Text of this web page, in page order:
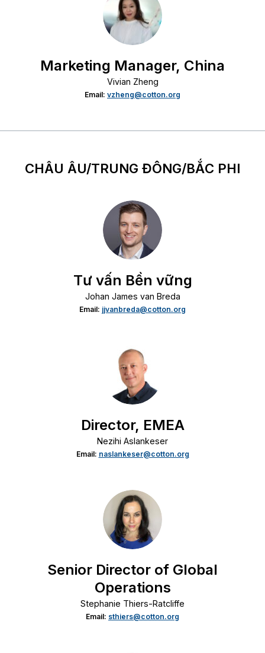
Marketing Manager, China
Vivian Zheng
Email: vzheng@cotton.org
CHÂU ÂU/TRUNG ĐÔNG/BẮC PHI
Tư vấn Bền vững
Johan James van Breda
Email: jjvanbreda@cotton.org
Director, EMEA
Nezihi Aslankeser
Email: naslankeser@cotton.org
Senior Director of Global
Operations
Stephanie Thiers-Ratcliffe
Email: sthiers@cotton.org